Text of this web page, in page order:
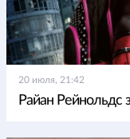
20 июля, 21:42
Райан Рейнольдс